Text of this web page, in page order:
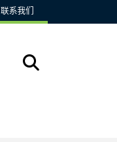
联系我们